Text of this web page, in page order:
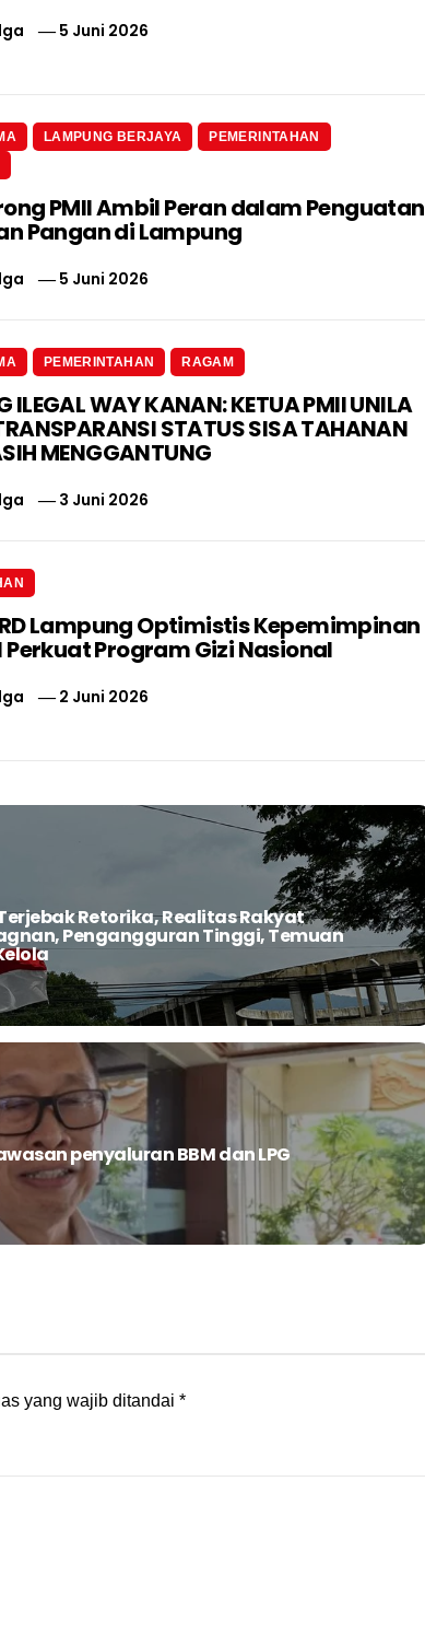
5 Juni 2026
LAMPUNG BERJAYA
PEMERINTAHAN
PMII Ambil Peran dalam Penguatan
Pangan di Lampung
5 Juni 2026
PEMERINTAHAN RAGAM
ILEGAL WAY KANAN: KETUA PMII UNILA
STATUS SISA TAHANAN
MENGGANTUNG
3 Juni 2026
Lampung Optimistis Kepemimpinan
Perkuat Program Gizi Nasional
2 Juni 2026
Retorika, Realitas Rakyat
Pengangguran Tinggi, Temuan
penyaluran BBM dan LPG
yang wajib ditandai *